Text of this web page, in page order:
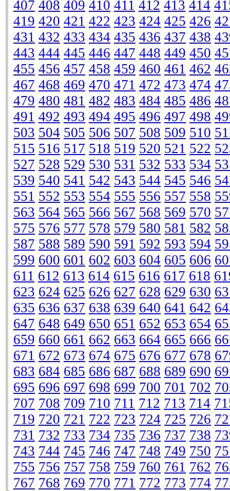
407 408 409 410 411 412 413 414
419 420 421 422 423 424 425 426
431 432 433 434 435 436 437 438
443 444 445 446 447 448 449 450
455 456 457 458 459 460 461 462
467 468 469 470 471 472 473 474
479 480 481 482 483 484 485 486
491 492 493 494 495 496 497 498
503 504 505 506 507 508 509 510
515 516 517 518 519 520 521 522
527 528 529 530 531 532 533 534
539 540 541 542 543 544 545 546
551 552 553 554 555 556 557 558
563 564 565 566 567 568 569 570
575 576 577 578 579 580 581 582
587 588 589 590 591 592 593 594
599 600 601 602 603 604 605 606
611 612 613 614 615 616 617 618
623 624 625 626 627 628 629 630
635 636 637 638 639 640 641 642
647 648 649 650 651 652 653 654
659 660 661 662 663 664 665 666
671 672 673 674 675 676 677 678
683 684 685 686 687 688 689 690
695 696 697 698 699 700 701 702
707 708 709 710 711 712 713 714
719 720 721 722 723 724 725 726
731 732 733 734 735 736 737 738
743 744 745 746 747 748 749 750
755 756 757 758 759 760 761 762
767 768 769 770 771 772 773 774